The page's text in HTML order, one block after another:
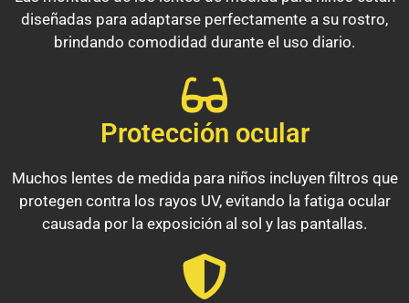
diseñadas para adaptarse perfectamente a su rostro,
brindando comodidad durante el uso diario.
Protección ocular
Muchos lentes de medida para niños incluyen filtros que
protegen contra los rayos UV, evitando la fatiga ocular
causada por la exposición al sol y las pantallas.